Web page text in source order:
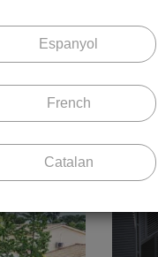
Espanyol
French
Catalan